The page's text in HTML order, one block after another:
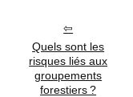
Quels sont les
risques liés aux
groupements
forestiers ?